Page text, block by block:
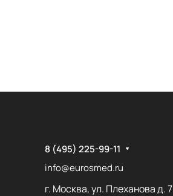
8 (495) 225-99-11
info@eurosmed.ru
г. Москва, ул. Плеханова д. 7